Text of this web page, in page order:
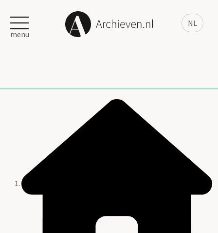
NL
menu